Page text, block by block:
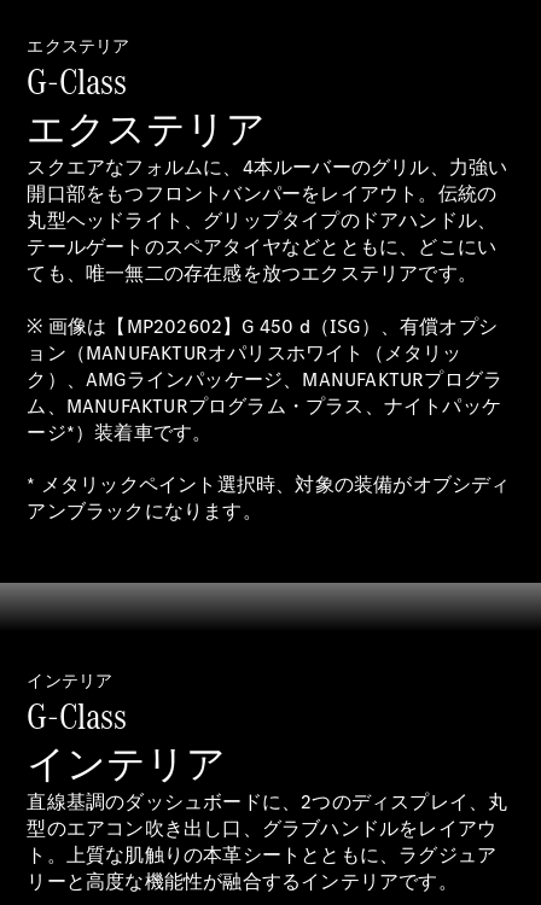
Long
Mercedes-
Maybach
S-Class
試乗リクエ
スト
オンライン
ショールー
ム
All SUV
EQA
電気
EQS
SUV
電気
EQS SUV
GLA
GLC
GLC Coupé
GLE
GLE Coupé
GLS
Mercedes-
エクステリア
G-Class
エクステリア
スクエアなフォルムに、4本ルーバーのグリル、力強い
開口部をもつフロントバンパーをレイアウト。伝統の
丸型ヘッドライト、グリップタイプのドアハンドル、
テールゲートのスペアタイヤなどとともに、どこにい
ても、唯一無二の存在感を放つエクステリアです。
※ 画像は【MP202602】G 450 d（ISG）、有償オプシ
ョン（MANUFAKTURオパリスホワイト（メタリッ
ク）、AMGラインパッケージ、MANUFAKTURプログラ
ム、MANUFAKTURプログラム・プラス、ナイトパッケ
ージ*）装着車です。
* メタリックペイント選択時、対象の装備がオブシディ
アンブラックになります。
インテリア
G-Class
インテリア
直線基調のダッシュボードに、2つのディスプレイ、丸
型のエアコン吹き出し口、グラブハンドルをレイアウ
ト。上質な肌触りの本革シートとともに、ラグジュア
リーと高度な機能性が融合するインテリアです。